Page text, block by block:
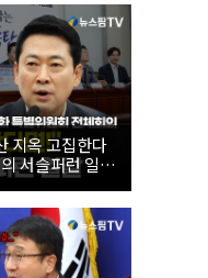
지옥 고집한다
서슬퍼런 일갈
정상화 특별